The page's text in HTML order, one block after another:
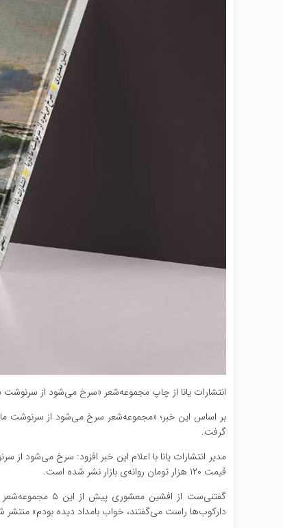
انتشارات یانا از چاپ مجموعه‌شعر «سرخ می‌شود از سرنوشت ما دریا» در
بر اساس این خبر؛ «مجموعه‌شعر سرخ می‌شود از سرنوشت
گرفت.
قیمت ۱۲۰ هزار تومان روانه‌ی بازار نشر شده است.
گفتنی‌ست از
دارکوب‌ها راست می‌گفتند، خواب بامداد دیده بودم»